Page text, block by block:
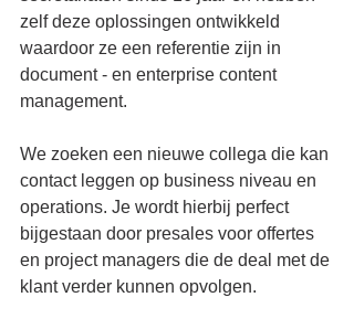
zelf deze oplossingen ontwikkeld
waardoor ze een referentie zijn in
document - en enterprise content
management.
We zoeken een nieuwe collega die kan
contact leggen op business niveau en
operations. Je wordt hierbij perfect
bijgestaan door presales voor offertes
en project managers die de deal met de
klant verder kunnen opvolgen.